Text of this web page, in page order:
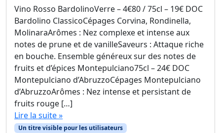
Vino Rosso BardolinoVerre – 4€80 / 75cl – 19€ DOC
Bardolino ClassicoCépages Corvina, Rondinella,
MolinaraArômes : Nez complexe et intense aux
notes de prune et de vanilleSaveurs : Attaque riche
en bouche. Ensemble généreux sur des notes de
fruits et d’épices Montepulciano75cl – 24€ DOC
Montepulciano d’AbruzzoCépages Montepulciano
d’AbruzzoArômes : Nez intense et persistant de
fruits rouge […]
Lire la suite »
Un titre visible pour les utilisateurs